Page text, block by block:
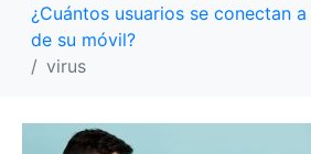
¿Cuántos usuarios se conectan
de su móvil?
virus